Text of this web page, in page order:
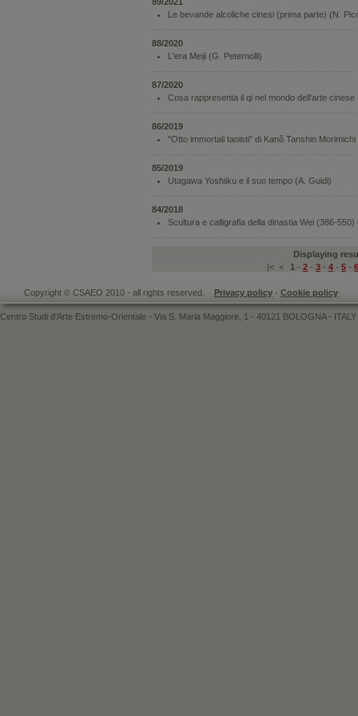
Le bevande alcoliche cinesi (prima parte) (N.
88/2020
L'era Meiji (G. Peternolli)
87/2020
Cosa rappresenta il qi nel mondo dell’arte cinese
86/2019
"Otto immortali taoisti" di Kanô Tanshin
85/2019
Utagawa Yoshiiku e il suo tempo (A. Guidi)
84/2018
Scultura e calligrafia della dinastia Wei (386-
Displaying
|< < 1 - 2 - 3 - 4 - 5 - 6
Copyright © CSAEO 2010 - all rights reserved. Privacy policy - Cookie policy
Centro Studi d'Arte Estremo-Orientale - Via S. Maria Maggiore, 1 - 40121 BOLOGNA -